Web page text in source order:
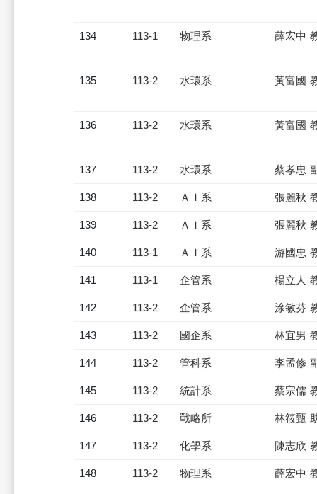
134 113-1 物理系 薛宏中
135 113-2 水環系 黃富國
136 113-2 水環系 黃富國
137 113-2 水環系 蔡孝忠
138 113-2 ＡＩ系 張麗秋
139 113-2 ＡＩ系 張麗秋
140 113-1 ＡＩ系 游國忠
141 113-1 企管系 楊立人
142 113-2 企管系 涂敏芬
143 113-2 國企系 林宜男
144 113-2 管科系 李孟修
145 113-2 統計系 蔡宗儒
146 113-2 戰略所 林筱甄
147 113-2 化學系 陳志欣
148 113-2 物理系 薛宏中